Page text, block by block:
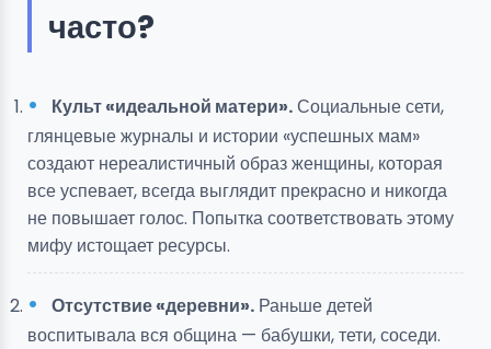
часто?
Культ «идеальной матери».Социальные сети,
глянцевые журналы и истории «успешных мам»
создают нереалистичный образ женщины, которая
все успевает, всегда выглядит прекрасно и никогда
не повышает голос. Попытка соответствовать этому
мифу истощает ресурсы.
Отсутствие «деревни». Раньше детей
воспитывала вся община — бабушки, тети, соседи.